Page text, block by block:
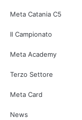
Meta Catania C5
Il Campionato
Meta Academy
Terzo Settore
Meta Card
News